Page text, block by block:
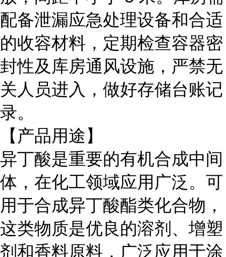
配备泄漏应急处理设备和合适
的收容材料，定期检查容器密
封性及库房通风设施，严禁无
关人员进入，做好存储台账记
录。
【产品用途】
异丁酸是重要的有机合成中间
体，在化工领域应用广泛。可
用于合成异丁酸酯类化合物，
这类物质是优良的溶剂、增塑
剂和香料原料，广泛应用于涂